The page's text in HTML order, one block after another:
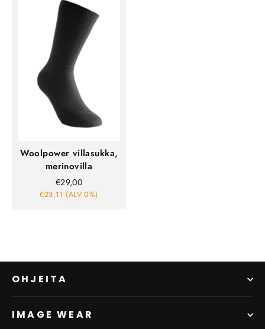
Woolpower villasukka,
merinovilla
€29,00
€23,11 (ALV 0%)
OHJEITA
IMAGE WEAR